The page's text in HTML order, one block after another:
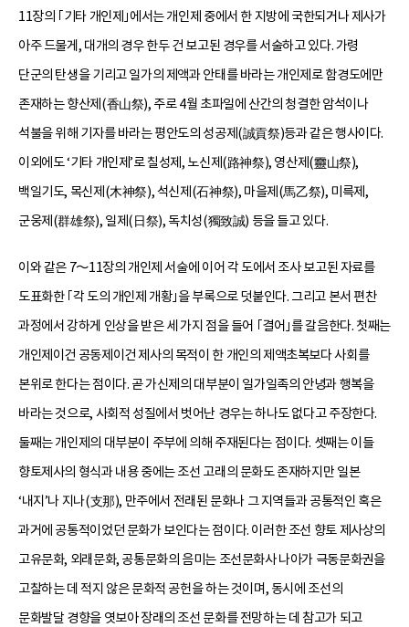
11장의 ｢기타 개인제｣에서는 개인제 중에서 한 지방에 국한되거나 제사가
아주 드물게, 대개의 경우 한두 건 보고된 경우를 서술하고 있다. 가령
단군의 탄생을 기리고 일가의 제액과 안태를 바라는 개인제로 함경도에만
존재하는 향산제(香山祭), 주로 4월 초파일에 산간의 청결한 암석이나
석불을 위해 기자를 바라는 평안도의 성공제(誠貢祭)등과 같은 행사이다.
이외에도 ‘기타 개인제’로 칠성제, 노신제(路神祭), 영산제(靈山祭),
백일기도, 목신제(木神祭), 석신제(石神祭), 마을제(馬乙祭), 미륵제,
군웅제(群雄祭), 일제(日祭), 독치성(獨致誠) 등을 들고 있다.
이와 같은 7～11장의 개인제 서술에 이어 각 도에서 조사 보고된 자료를
도표화한 ｢각 도의 개인제 개황｣을 부록으로 덧붙인다. 그리고 본서 편찬
과정에서 강하게 인상을 받은 세 가지 점을 들어 ｢결어｣를 갈음한다. 첫째는
개인제이건 공동제이건 제사의 목적이 한 개인의 제액초복보다 사회를
본위로 한다는 점이다. 곧 가신제의 대부분이 일가일족의 안녕과 행복을
바라는 것으로, 사회적 성질에서 벗어난 경우는 하나도 없다고 주장한다.
둘째는 개인제의 대부분이 주부에 의해 주재된다는 점이다. 셋째는 이들
향토제사의 형식과 내용 중에는 조선 고래의 문화도 존재하지만 일본
‘내지’나 지나(支那), 만주에서 전래된 문화나 그 지역들과 공통적인 혹은
과거에 공통적이었던 문화가 보인다는 점이다. 이러한 조선 향토 제사상의
고유문화, 외래문화, 공통문화의 음미는 조선문화사 나아가 극동문화권을
고찰하는 데 적지 않은 문화적 공헌을 하는 것이며, 동시에 조선의
문화발달 경향을 엿보아 장래의 조선 문화를 전망하는 데 참고가 되고